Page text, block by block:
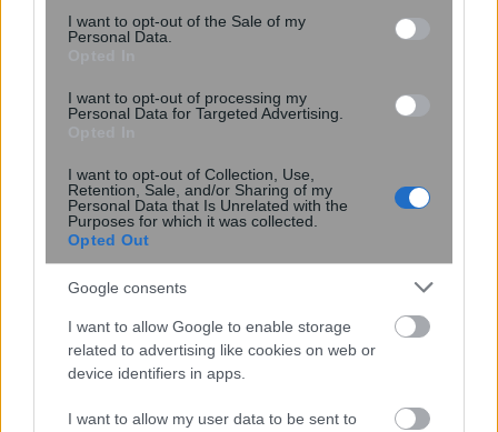
consent section.
I want to opt-out of the Sale of my
Personal Data.
I want to opt-out of processing my
Personal Data for Targeted Advertising.
I want to opt-out of Collection, Use,
Retention, Sale, and/or Sharing of my
Personal Data that Is Unrelated with the
Purposes for which it was collected.
Opted Out
Google consents
I want to allow Google to enable storage
related to advertising like cookies on web or
device identifiers in apps.
I want to allow my user data to be sent to
Επιτροπή δεσμεύεται για εκλογές με
πλήρη νομιμότητα και διαφάνεια